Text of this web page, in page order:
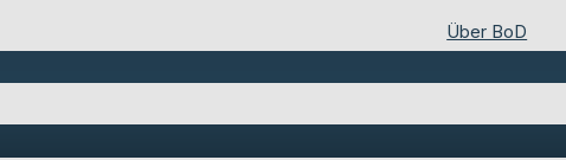
Über BoD